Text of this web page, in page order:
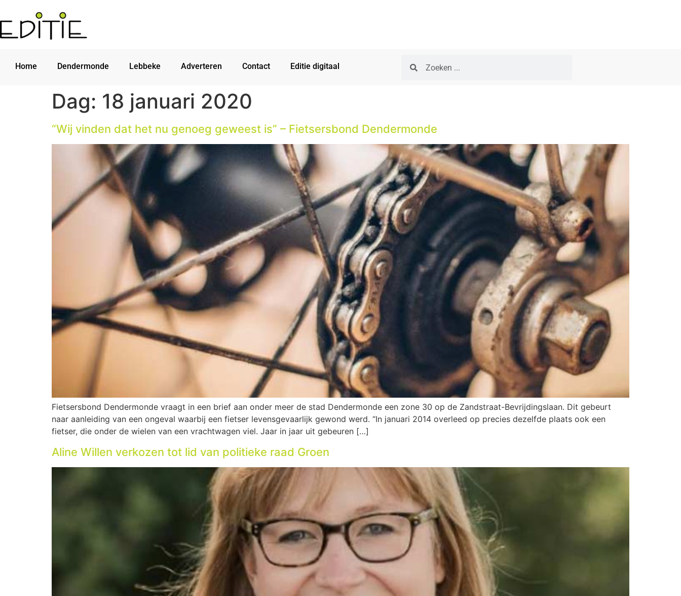
Home Dendermonde Lebbeke Adverteren Contact Editie digitaal
Dag: 18 januari 2020
“Wij vinden dat het nu genoeg geweest is” – Fietsersbond Dendermonde
Fietsersbond Dendermonde vraagt in een brief aan onder meer de stad Dendermonde een zone 30 op de Zandstraat-Bevrijdingslaan. Dit gebeurt
naar aanleiding van een ongeval waarbij een fietser levensgevaarlijk gewond werd. “In januari 2014 overleed op precies dezelfde plaats ook een
fietser, die onder de wielen van een vrachtwagen viel. Jaar in jaar uit gebeuren […]
Aline Willen verkozen tot lid van politieke raad Groen